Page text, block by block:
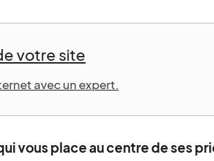
votre site
avec un expert.
vous place au centre de ses